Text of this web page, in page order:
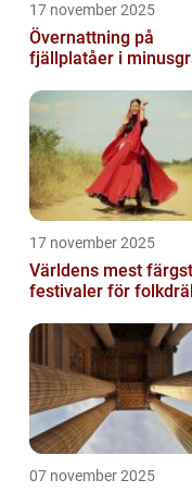
17 november 2025
Övernattning på
fjällplatåer i
17 november 2025
Världens mest
festivaler för
07 november 2025